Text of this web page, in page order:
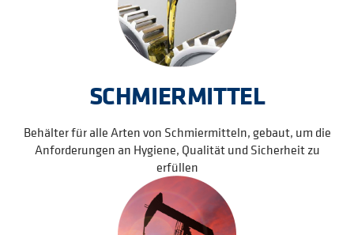
SCHMIERMITTEL
Behälter für alle Arten von Schmiermitteln, gebaut, um die
Anforderungen an Hygiene, Qualität und Sicherheit zu
erfüllen